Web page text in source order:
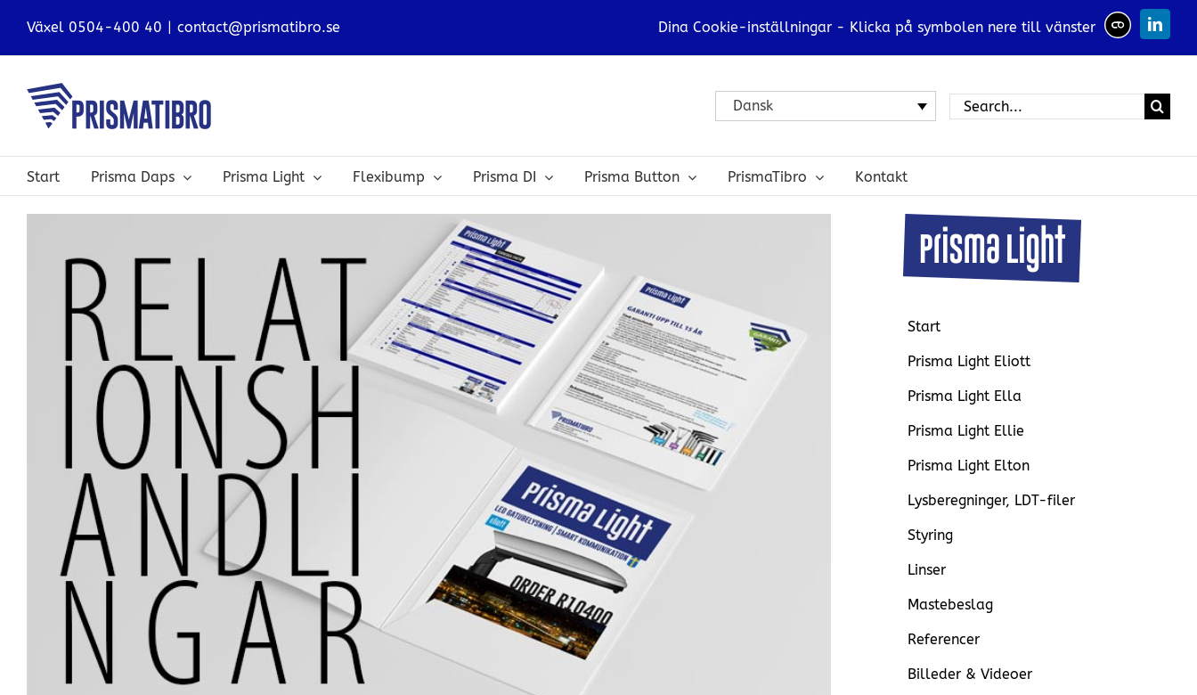
Växel 0504-400 40 | contact@prismatibro.se Dina Cookie-inställningar - Klicka på symbolen nere till vänster
Dansk
Search
for:
Start Prisma Daps Prisma Light Flexibump Prisma DI Prisma Button PrismaTibro Kontakt
Image
Start
Prisma Light Eliott
Prisma Light Ella
Prisma Light Ellie
Prisma Light Elton
Lysberegninger, LDT-filer
Styring
Linser
Mastebeslag
Referencer
Billeder & Videoer